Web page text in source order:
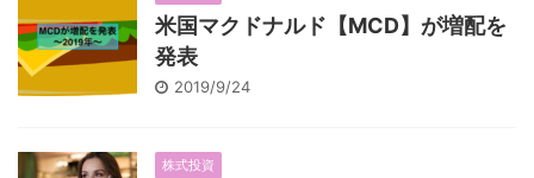
米国マクドナルド【MCD】が増配を
発表
2019/9/24
株式投資